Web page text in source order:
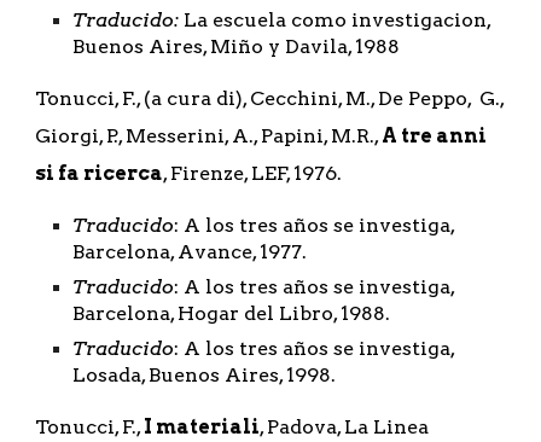
Traducido: La escuela como investigacion,
Buenos Aires, Miño y Davila, 1988
Tonucci, F., (a cura di), Cecchini, M., De Peppo,  G.,
Giorgi, P., Messerini, A., Papini, M.R., A tre anni
si fa ricerca, Firenze, LEF, 1976.
Traducido: A los tres años se investiga,
Barcelona, Avance, 1977.
Traducido: A los tres años se investiga,
Barcelona, Hogar del Libro, 1988.
Traducido: A los tres años se investiga,
Losada, Buenos Aires, 1998.
Tonucci, F., I materiali, Padova, La Linea